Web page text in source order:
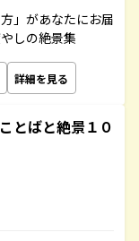
」があなたにお届
しの絶景集
詳細を見る
とばと絶景１０